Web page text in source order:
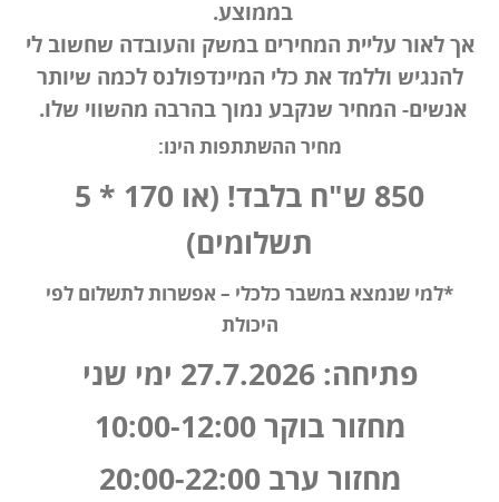
בממוצע.
אך לאור עליית המחירים במשק והעובדה שחשוב לי
להנגיש וללמד את כלי המיינדפולנס לכמה שיותר
אנשים- המחיר שנקבע נמוך בהרבה מהשווי שלו.
מחיר ההשתתפות הינו:
850 ש"ח בלבד! (או 170 * 5
תשלומים)
*למי שנמצא במשבר כלכלי – אפשרות לתשלום לפי
היכולת
פתיחה: 27.7.2026 ימי שני
מחזור בוקר 10:00-12:00
מחזור ערב 20:00-22:00